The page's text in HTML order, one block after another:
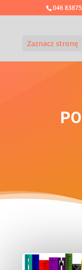
046
Zaznacz stronę